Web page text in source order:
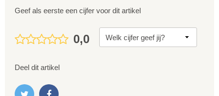
Geef als eerste een cijfer voor dit artikel
0,0
Deel dit artikel